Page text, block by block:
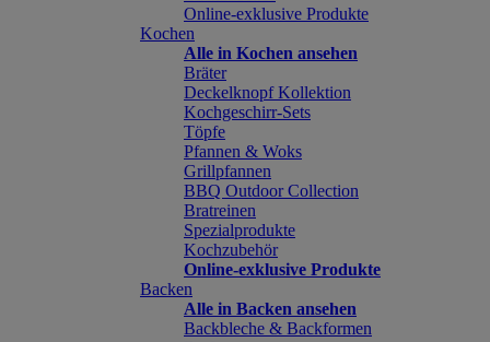
Online-exklusive Produkte
Kochen
Alle in Kochen ansehen
Bräter
Deckelknopf Kollektion
Kochgeschirr-Sets
Töpfe
Pfannen & Woks
Grillpfannen
BBQ Outdoor Collection
Bratreinen
Spezialprodukte
Kochzubehör
Online-exklusive Produkte
Backen
Alle in Backen ansehen
Backbleche & Backformen